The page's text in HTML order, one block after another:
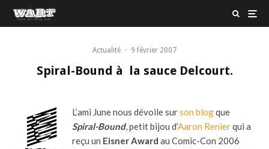
Actualité · 9 février 2007
Spiral-Bound à la sauce Delcourt.
L’ami June nous dévoile surson blogque
Spiral-Bound, petit bijou d’Aaron Renierqui a
reçu un Eisner Award au Comic-Con 2006